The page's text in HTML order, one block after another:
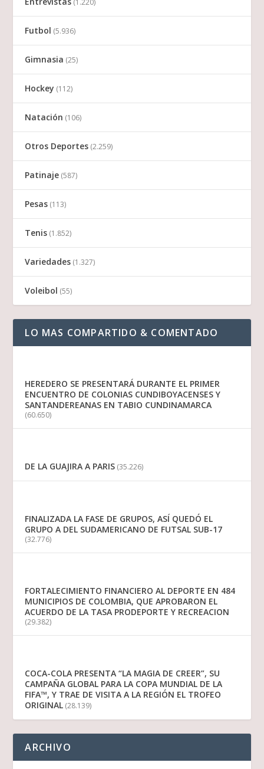
Futbol (5.936)
Gimnasia (25)
Hockey (112)
Natación (106)
Otros Deportes (2.259)
Patinaje (587)
Pesas (113)
Tenis (1.852)
Variedades (1.327)
Voleibol (55)
LO MAS COMPARTIDO & COMENTADO
HEREDERO SE PRESENTARÁ DURANTE EL PRIMER
ENCUENTRO DE COLONIAS CUNDIBOYACENSES Y
SANTANDEREANAS EN TABIO CUNDINAMARCA
(60.650)
DE LA GUAJIRA A PARIS (35.226)
FINALIZADA LA FASE DE GRUPOS, ASÍ QUEDÓ EL
GRUPO A DEL SUDAMERICANO DE FUTSAL SUB-17
(32.776)
FORTALECIMIENTO FINANCIERO AL DEPORTE EN 484
MUNICIPIOS DE COLOMBIA, QUE APROBARON EL
ACUERDO DE LA TASA PRODEPORTE Y RECREACION
(29.382)
COCA-COLA PRESENTA “LA MAGIA DE CREER”, SU
CAMPAÑA GLOBAL PARA LA COPA MUNDIAL DE LA
FIFA™, Y TRAE DE VISITA A LA REGIÓN EL TROFEO
ORIGINAL (28.139)
ARCHIVO